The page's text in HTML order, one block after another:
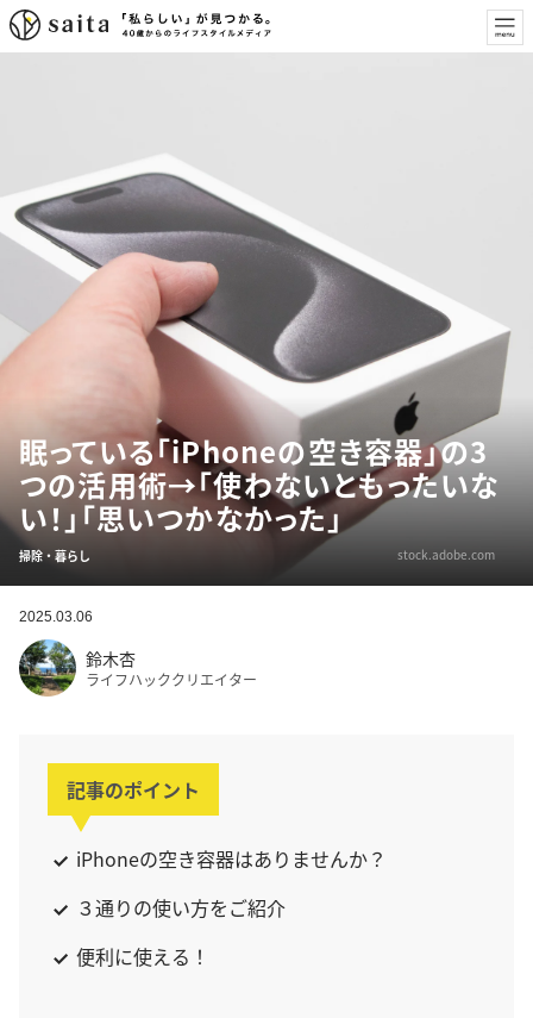
眠っている「iPhoneの空き容器」の3
つの活用術→「使わないともったいな
い！」「思いつかなかった」
掃除・暮らし stock.adobe.com
2025.03.06
鈴木杏
ライフハッククリエイター
記事のポイント
iPhoneの空き容器はありませんか？
３通りの使い方をご紹介
便利に使える！